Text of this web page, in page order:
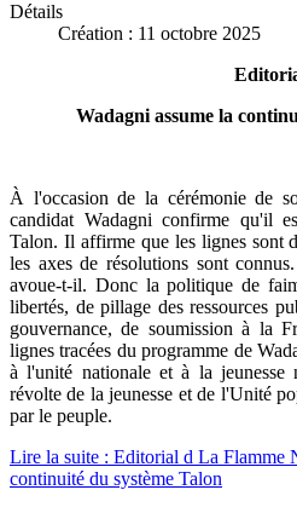
Détails
Création : 11 octobre 2025
Wadagni assume la
À l'occasion de la cérémonie de
candidat Wadagni confirme qu'il
Talon. Il affirme que les lignes sont
les axes de résolutions sont
avoue-t-il. Donc la politique de
libertés, de pillage des ressources
gouvernance, de soumission à la
lignes tracées du programme de
à l'unité nationale et à la
révolte de la jeunesse et de l'Unité
par le peuple.
Lire la suite : Editorial d La Flamme
continuité du système Talon